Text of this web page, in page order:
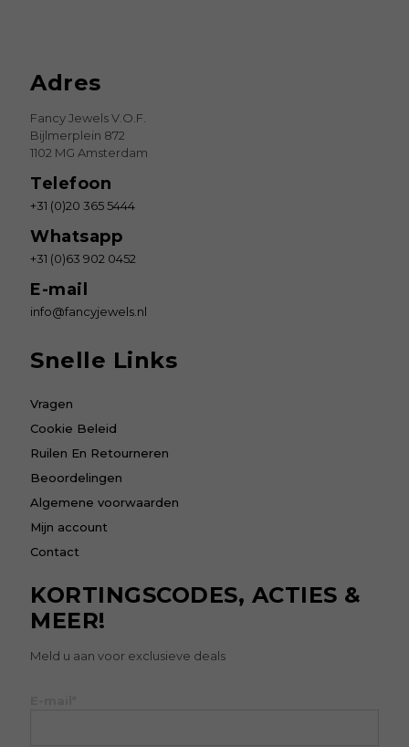
Adres
Fancy Jewels V.O.F.
Bijlmerplein 872
1102 MG Amsterdam
Telefoon
+31 (0)20 365 5444
Whatsapp
+31 (0)63 902 0452
E-mail
info@fancyjewels.nl
Snelle Links
Vragen
Cookie Beleid
Ruilen En Retourneren
Beoordelingen
Algemene voorwaarden
Mijn account
Contact
KORTINGSCODES, ACTIES &
MEER!
Meld u aan voor exclusieve deals